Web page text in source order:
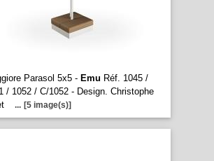
Parasol 5x5 - Emu Réf. 1045 /
/ 1052 / C/1052 - Design. Christophe
... [5 image(s)]